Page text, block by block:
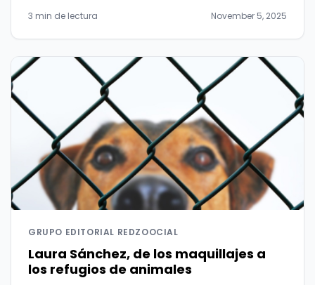
3 min de lectura November 5, 2025
GRUPO EDITORIAL REDZOOCIAL
Laura Sánchez, de los maquillajes a
los refugios de animales